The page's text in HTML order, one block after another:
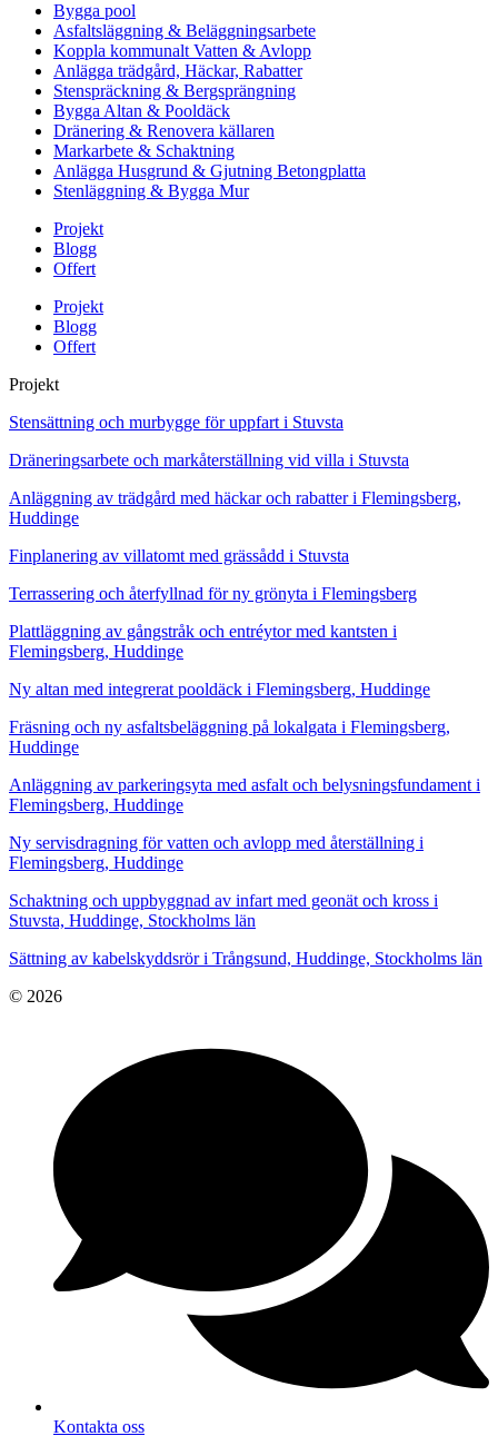
Bygga pool
Asfaltsläggning & Beläggningsarbete
Koppla kommunalt Vatten & Avlopp
Anlägga trädgård, Häckar, Rabatter
Stenspräckning & Bergsprängning
Bygga Altan & Pooldäck
Dränering & Renovera källaren
Markarbete & Schaktning
Anlägga Husgrund & Gjutning Betongplatta
Stenläggning & Bygga Mur
Projekt
Blogg
Offert
Projekt
Blogg
Offert
Projekt
Stensättning och murbygge för uppfart i Stuvsta
Dräneringsarbete och markåterställning vid villa i Stuvsta
Anläggning av trädgård med häckar och rabatter i Flemingsberg,
Huddinge
Finplanering av villatomt med grässådd i Stuvsta
Terrassering och återfyllnad för ny grönyta i Flemingsberg
Plattläggning av gångstråk och entréytor med kantsten i
Flemingsberg, Huddinge
Ny altan med integrerat pooldäck i Flemingsberg, Huddinge
Fräsning och ny asfaltsbeläggning på lokalgata i Flemingsberg,
Huddinge
Anläggning av parkeringsyta med asfalt och belysningsfundament i
Flemingsberg, Huddinge
Ny servisdragning för vatten och avlopp med återställning i
Flemingsberg, Huddinge
Schaktning och uppbyggnad av infart med geonät och kross i
Stuvsta, Huddinge, Stockholms län
Sättning av kabelskyddsrör i Trångsund, Huddinge, Stockholms län
© 2026
Kontakta oss